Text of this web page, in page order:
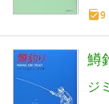
9
鱒
ジ